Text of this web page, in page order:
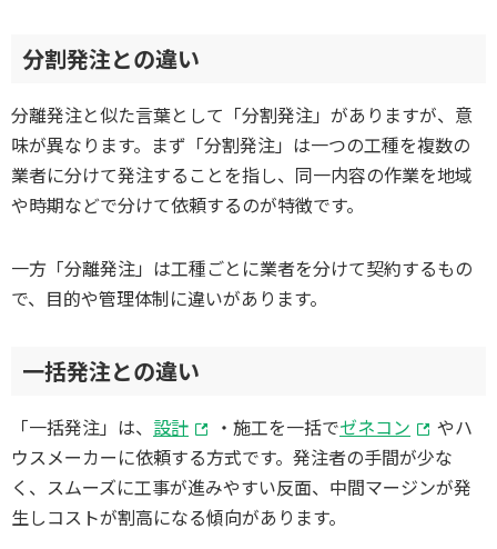
分割発注との違い
分離発注と似た言葉として「分割発注」がありますが、意
味が異なります。まず「分割発注」は一つの工種を複数の
業者に分けて発注することを指し、同一内容の作業を地域
や時期などで分けて依頼するのが特徴です。
一方「分離発注」は工種ごとに業者を分けて契約するもの
で、目的や管理体制に違いがあります。
一括発注との違い
「一括発注」は、 設計 ・施工を一括でゼネコン
やハ
ウスメーカーに依頼する方式です。発注者の手間が少な
く、スムーズに工事が進みやすい反面、中間マージンが発
生しコストが割高になる傾向があります。